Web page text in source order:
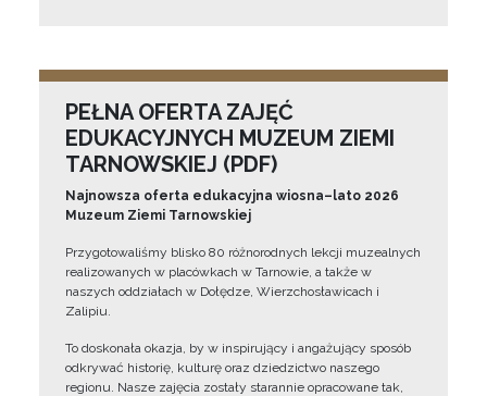
PEŁNA OFERTA ZAJĘĆ
EDUKACYJNYCH MUZEUM ZIEMI
TARNOWSKIEJ (PDF)
Najnowsza oferta edukacyjna wiosna–lato 2026
Muzeum Ziemi Tarnowskiej
Przygotowaliśmy blisko 80 różnorodnych lekcji muzealnych
realizowanych w placówkach w Tarnowie, a także w
naszych oddziałach w Dołędze, Wierzchosławicach i
Zalipiu.
To doskonała okazja, by w inspirujący i angażujący sposób
odkrywać historię, kulturę oraz dziedzictwo naszego
regionu. Nasze zajęcia zostały starannie opracowane tak,